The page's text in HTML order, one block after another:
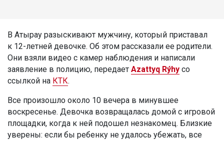
В Атырау разыскивают мужчину, который приставал
к 12-летней девочке. Об этом рассказали ее родители.
Они взяли видео с камер наблюдения и написали
заявление в полицию, передает Azattyq Rýhy со
ссылкой на КТК.
Все произошло около 10 вечера в минувшее
воскресенье. Девочка возвращалась домой с игровой
площадки, когда к ней подошел незнакомец. Близкие
уверены: если бы ребенку не удалось убежать, все